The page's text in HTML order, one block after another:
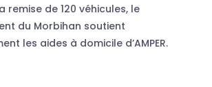
remise de 120 véhicules, le
du Morbihan soutient
les aides à domicile d’AMPER.